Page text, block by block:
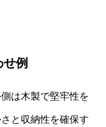
例
は木製で堅牢性を
と収納性を確保す